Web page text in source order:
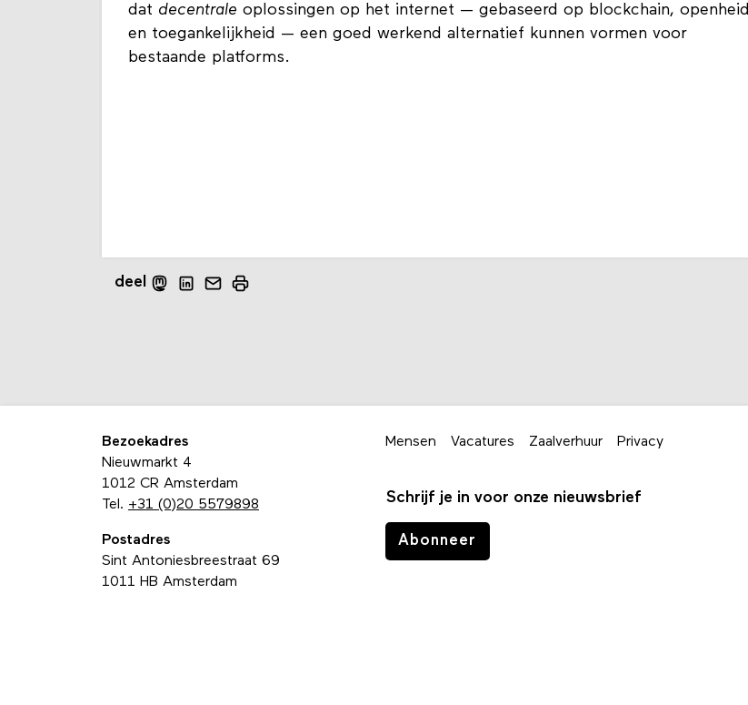
dat decentrale oplossingen op het internet — gebaseerd op blockchain, openheid
en toegankelijkheid — een goed werkend alternatief kunnen vormen voor
bestaande platforms.
deel
Bezoekadres
Nieuwmarkt 4
1012 CR Amsterdam
Tel. +31 (0)20 5579898
Postadres
Sint Antoniesbreestraat 69
1011 HB Amsterdam
Mensen Vacatures Zaalverhuur Privacy
Schrijf je in voor onze nieuwsbrief
Abonneer